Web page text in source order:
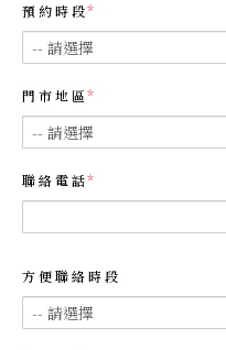
預約時段
門市地區
聯絡電話
方便聯絡時段